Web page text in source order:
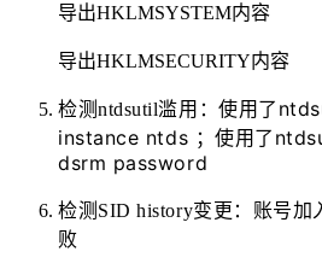
导出HKLMSYSTEM内容
导出HKLMSECURITY内容
检测ntdsutil滥用：使用了
instance ntds ；使用了
dsrm password
检测SID history变更：账号加
败